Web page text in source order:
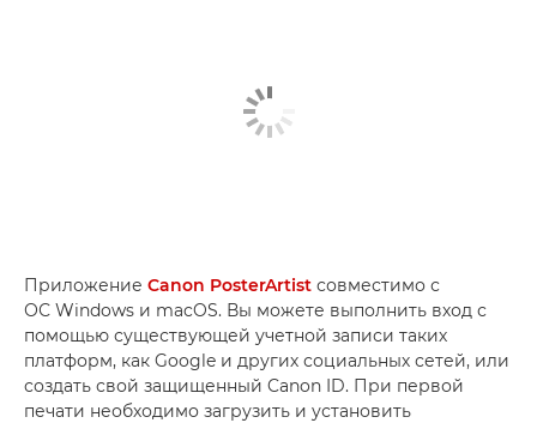
Приложение Canon PosterArtist совместимо с
ОС Windows и macOS. Вы можете выполнить вход с
помощью существующей учетной записи таких
платформ, как Google и других социальных сетей, или
создать свой защищенный Canon ID. При первой
печати необходимо загрузить и установить